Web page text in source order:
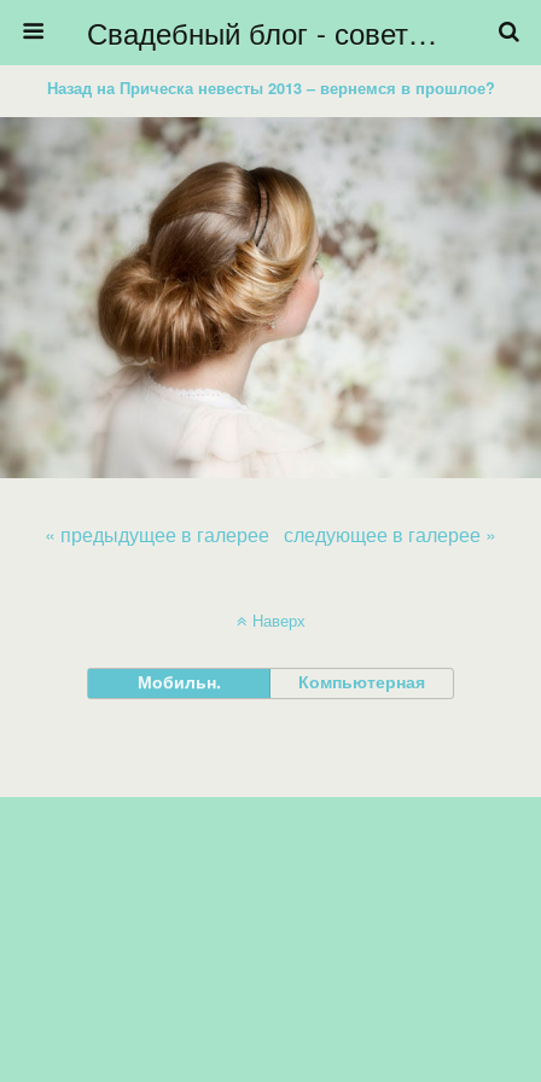
Свадебный блог - советы невестам, подготовка к свадьбе - HiBride
Назад на Прическа невесты 2013 – вернемся в прошлое?
« предыдущее в галерее следующее в галерее »
Наверх
Мобильн. Компьютерная